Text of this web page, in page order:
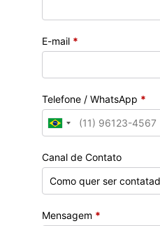
E-mail *
Telefone / WhatsApp *
Canal de Contato
Mensagem *